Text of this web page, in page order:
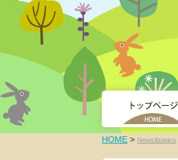
HOME > News&topics